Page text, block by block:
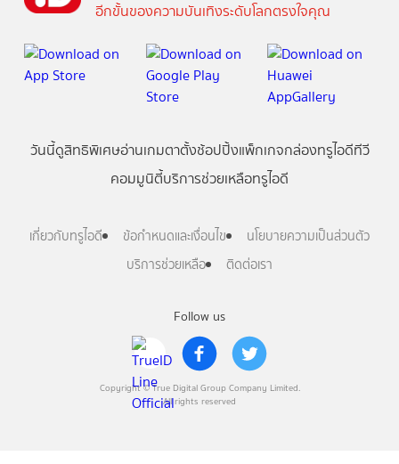
Follow us
Copyright © True Digital Group Company Limited.
All rights reserved
อีกขั้นของความบันเทิงระดับโลกตรงใจคุณ
วันนี้ดูสิทธิพิเศษอ่านเกมตาตั้งช้อปปิ้งแพ็กเกจกล่องทรูไอดีทีวี
คอมมูนิตี้บริการช่วยเหลือทรูไอดี
เกี่ยวกับทรูไอดี ข้อกำหนดและเงื่อนไข
นโยบายความเป็นส่วนตัว
บริการช่วยเหลือ
ติดต่อเรา